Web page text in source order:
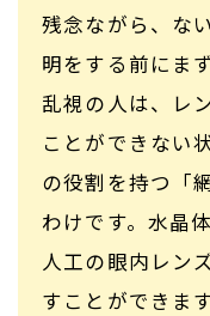
残念ながら、な
明をする前にま
乱視の人は、レ
ことができない
の役割を持つ「
わけです。水晶
人工の眼内レン
すことができま